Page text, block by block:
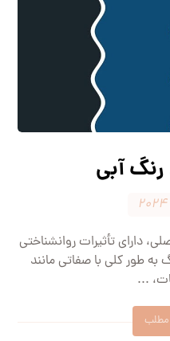
آبی
دارای تأثیرات روانشناختی
طور کلی با صفاتی مانند
...
مطلب